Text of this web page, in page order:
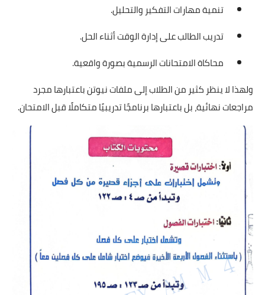
تنمية مهارات التفكير والتحليل.
تدريب الطالب على إدارة الوقت أثناء الحل.
محاكاة الامتحانات الرسمية بصورة واقعية.
ولهذا لا ينظر كثير من الطلاب إلى ملفات نيوتن باعتبارها مجرد
مراجعات نهائية، بل باعتبارها برنامجًا تدريبيًا متكاملًا قبل الامتحان.